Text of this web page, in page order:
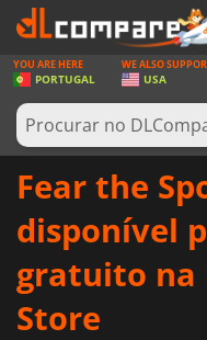
JOGOS
GAME CARDS
SOFTWARE
HARDWARE
NOTÍCIAS
YOU ARE HERE
PORTUGAL
WE ALSO
USA
Fear the
disponível
gratuito na
Store